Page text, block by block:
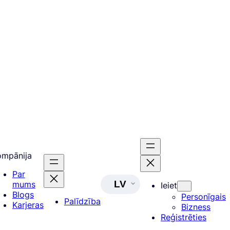
Par
mums
Blogs
Karjeras
Palīdzība
LV
Ieiet
Personīgais
Bizness
Reģistrēties